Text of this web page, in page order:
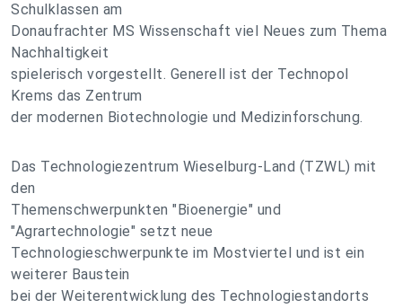
Schulklassen am
Donaufrachter MS Wissenschaft viel Neues zum Thema
Nachhaltigkeit
spielerisch vorgestellt. Generell ist der Technopol
Krems das Zentrum
der modernen Biotechnologie und Medizinforschung.
Das Technologiezentrum Wieselburg-Land (TZWL) mit
den
Themenschwerpunkten "Bioenergie" und
"Agrartechnologie" setzt neue
Technologieschwerpunkte im Mostviertel und ist ein
weiterer Baustein
bei der Weiterentwicklung des Technologiestandorts